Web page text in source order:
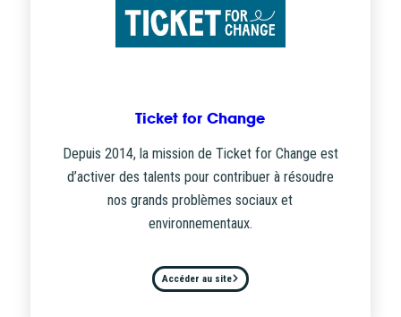
Ticket for Change
Depuis 2014, la mission de Ticket for Change est
d’activer des talents pour contribuer à résoudre
nos grands problèmes sociaux et
environnementaux.
Accéder au site